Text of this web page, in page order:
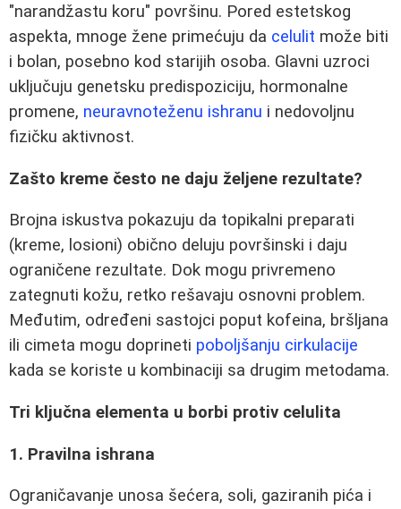
"narandžastu koru" površinu. Pored estetskog
aspekta, mnoge žene primećuju da celulit može biti
i bolan, posebno kod starijih osoba. Glavni uzroci
uključuju genetsku predispoziciju, hormonalne
promene, neuravnoteženu ishranu i nedovoljnu
fizičku aktivnost.
Zašto kreme često ne daju željene rezultate?
Brojna iskustva pokazuju da topikalni preparati
(kreme, losioni) obično deluju površinski i daju
ograničene rezultate. Dok mogu privremeno
zategnuti kožu, retko rešavaju osnovni problem.
Međutim, određeni sastojci poput kofeina, bršljana
ili cimeta mogu doprineti poboljšanju cirkulacije
kada se koriste u kombinaciji sa drugim metodama.
Tri ključna elementa u borbi protiv celulita
1. Pravilna ishrana
Ograničavanje unosa šećera, soli, gaziranih pića i